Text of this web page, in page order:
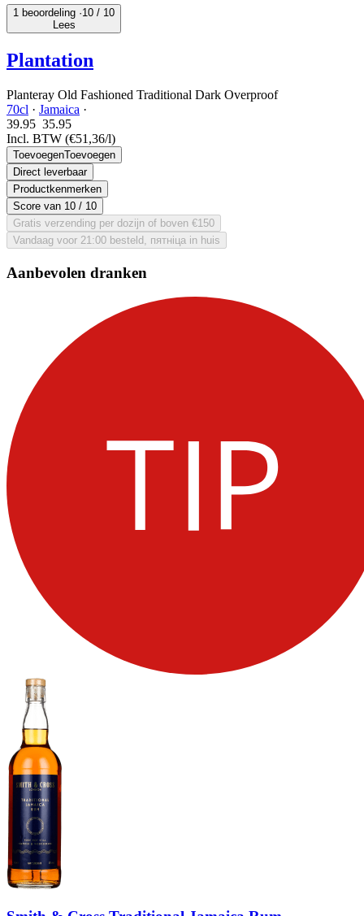
1 beoordeling ·10 / 10
Lees
Plantation
Planteray Old Fashioned Traditional Dark Overproof
70cl · Jamaica ·
39.95 35.95
Incl. BTW (€51,36/l)
ToevoegenToevoegen
Direct leverbaar
Productkenmerken
Score van 10 / 10
Gratis verzending per dozijn of boven €150
Vandaag voor 21:00 besteld, пятніца in huis
Aanbevolen dranken